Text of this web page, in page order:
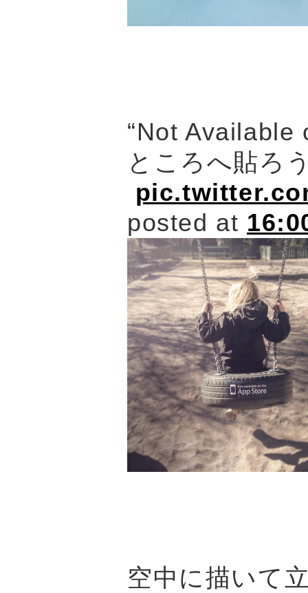
“Not Available
ところへ貼ろ
posted at
空中に描いて